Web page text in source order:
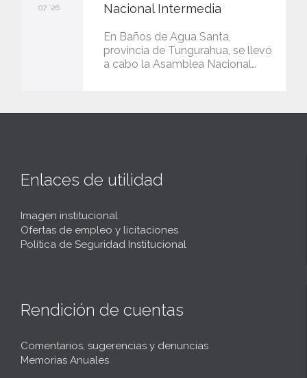
07 '26
Nacional Intermedia
En Baños de Agua Santa,
provincia de Tungurahua, se llevó
a cabo la Asamblea Nacional…
Enlaces de utilidad
Imagen institucional
Ofertas de empleo y licitaciones
Política de Seguridad Institucional
Rendición de cuentas
Comentarios, sugerencias y denuncias
Memorias Anuales